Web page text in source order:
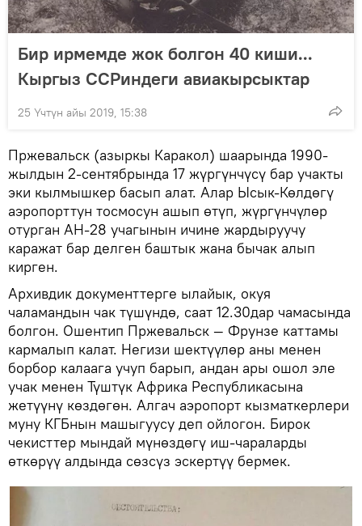
Бир ирмемде жок болгон 40 киши...
Кыргыз ССРиндеги авиакырсыктар
25 Үчтүн айы 2019, 15:38
Пржевальск (азыркы Каракол) шаарында 1990-
жылдын 2-сентябрында 17 жүргүнчүсү бар учакты
эки кылмышкер басып алат. Алар Ысык-Көлдөгү
аэропорттун тосмосун ашып өтүп, жүргүнчүлөр
отурган АН-28 учагынын ичине жардыруучу
каражат бар делген баштык жана бычак алып
кирген.
Архивдик документтерге ылайык, окуя
чаламандын чак түшүндө, саат 12.30дар чамасында
болгон. Ошентип Пржевальск — Фрунзе каттамы
кармалып калат. Негизи шектүүлөр аны менен
борбор калаага учуп барып, андан ары ошол эле
учак менен Түштүк Африка Республикасына
жетүүнү көздөгөн. Алгач аэропорт кызматкерлери
муну КГБнын машыгуусу деп ойлогон. Бирок
чекисттер мындай мүнөздөгү иш-чараларды
өткөрүү алдында сөзсүз эскертүү бермек.